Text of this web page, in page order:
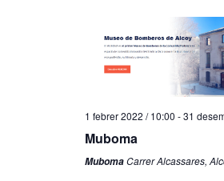
1 febrer 2022 / 10:00 -31
Muboma
MubomaCarrer Alcassares,